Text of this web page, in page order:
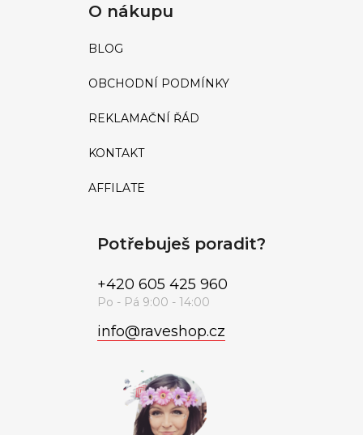
O nákupu
BLOG
OBCHODNÍ PODMÍNKY
REKLAMAČNÍ ŘÁD
KONTAKT
AFFILATE
Potřebuješ poradit?
info@raveshop.cz
+420 605 425 960